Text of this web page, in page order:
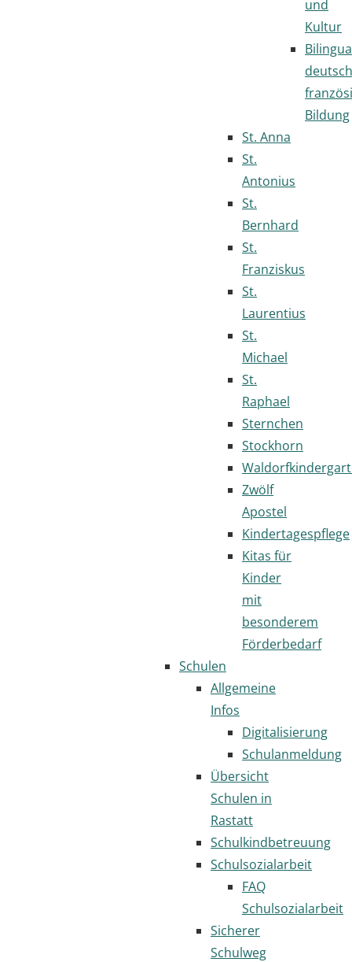
und
Kultur
deutsch
Bildung
St. Anna
St.
Antonius
St.
Bernhard
St.
Franziskus
St.
Laurentius
St.
Michael
St.
Raphael
Sternchen
Stockhorn
Zwölf
Apostel
Kindertagespflege
Kitas für
Kinder
mit
besonderem
Förderbedarf
Schulen
Allgemeine
Infos
Digitalisierung
Schulanmeldung
Übersicht
Schulen in
Rastatt
Schulkindbetreuung
Schulsozialarbeit
FAQ
Schulsozialarbeit
Sicherer
Schulweg